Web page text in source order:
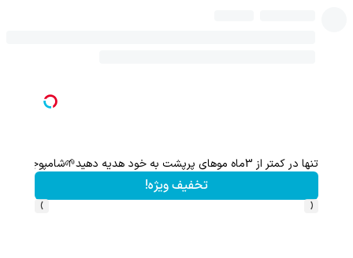
با یک پنجم هزینه ی کاشت، موهات رو پرپشت کن(شامپو جلبک سبز)
تخفیف ویژه!
‹
›